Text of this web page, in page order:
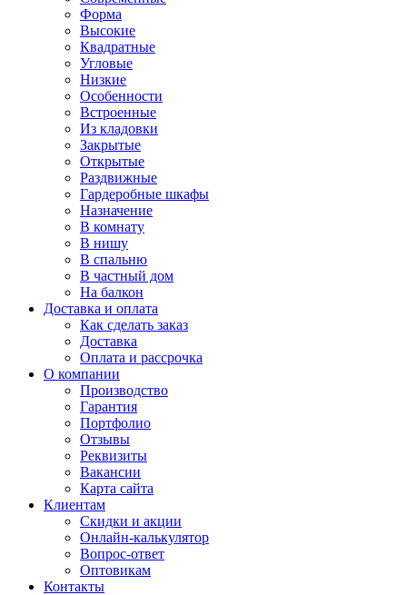
Форма
Высокие
Квадратные
Угловые
Низкие
Особенности
Встроенные
Из кладовки
Закрытые
Открытые
Раздвижные
Гардеробные шкафы
Назначение
В комнату
В нишу
В спальню
В частный дом
На балкон
Доставка и оплата
Как сделать заказ
Доставка
Оплата и рассрочка
О компании
Производство
Гарантия
Портфолио
Отзывы
Реквизиты
Вакансии
Карта сайта
Клиентам
Скидки и акции
Онлайн-калькулятор
Вопрос-ответ
Оптовикам
Контакты